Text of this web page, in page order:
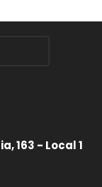
163 - Local 1